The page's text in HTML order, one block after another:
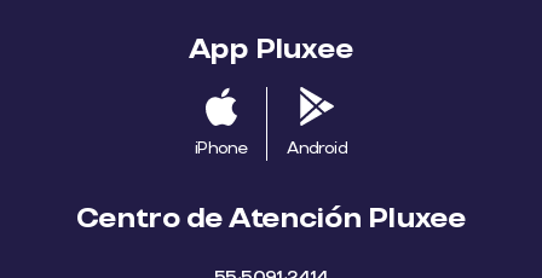
App Pluxee
iPhone Android
Centro de Atención Pluxee